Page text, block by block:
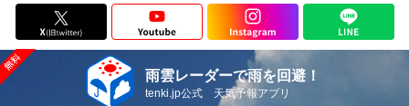
雨雲レーダーで雨を回避！
tenki.jp公式 天気予報アプリ